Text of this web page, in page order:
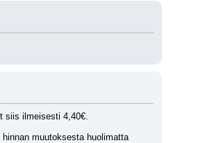
siis ilmeisesti 4,40€.
muutoksesta huolimatta